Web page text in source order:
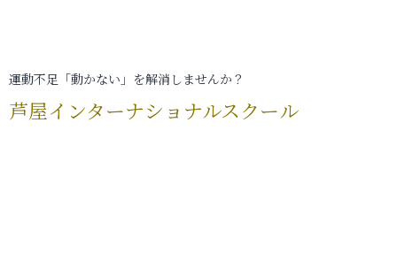
運動不足「動かない」を解消しませんか？
芦屋インターナショナルスクール